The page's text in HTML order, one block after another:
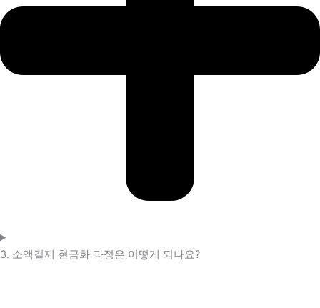
3. 소액결제 현금화 과정은 어떻게 되나요?